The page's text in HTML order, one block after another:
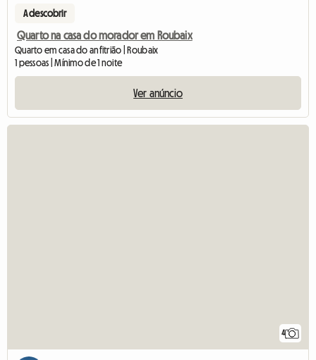
A descobrir
Quarto na casa do morador em Roubaix
Quarto em casa do anfitrião | Roubaix
1 pessoas | Mínimo de 1 noite
Ver anúncio
4